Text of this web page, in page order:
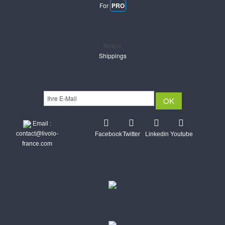
For PRO
Return
Shippings
Email :
contact@livolo-
france.com
FacebookTwitter Linkedin Youtube